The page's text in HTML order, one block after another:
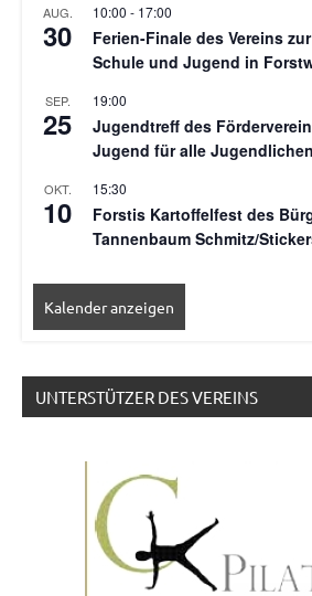
AUG.
30
10:00 - 17:00
Ferien-Finale des Vereins
Schule und Jugend in
SEP.
25
19:00
Jugendtreff des
Jugend für alle
OKT.
10
15:30
Forstis Kartoffelfest des
Tannenbaum Schmitz/
Kalender anzeigen
UNTERSTÜTZER DES VEREINS